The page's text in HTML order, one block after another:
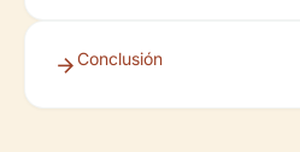
Conclusión